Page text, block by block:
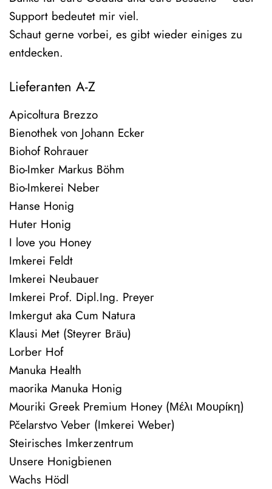
Support bedeutet mir viel.
Schaut gerne vorbei, es gibt wieder einiges zu
entdecken.
Lieferanten A-Z
Apicoltura Brezzo
Bienothek von Johann Ecker
Biohof Rohrauer
Bio-Imker Markus Böhm
Bio-Imkerei Neber
Hanse Honig
Huter Honig
I love you Honey
Imkerei Feldt
Imkerei Neubauer
Imkerei Prof. Dipl.Ing. Preyer
Imkergut aka Cum Natura
Klausi Met (Steyrer Bräu)
Lorber Hof
Manuka Health
maorika Manuka Honig
Mouriki Greek Premium Honey (Μέλι Μουρίκη)
Pčelarstvo Veber (Imkerei Weber)
Steirisches Imkerzentrum
Unsere Honigbienen
Wachs Hödl